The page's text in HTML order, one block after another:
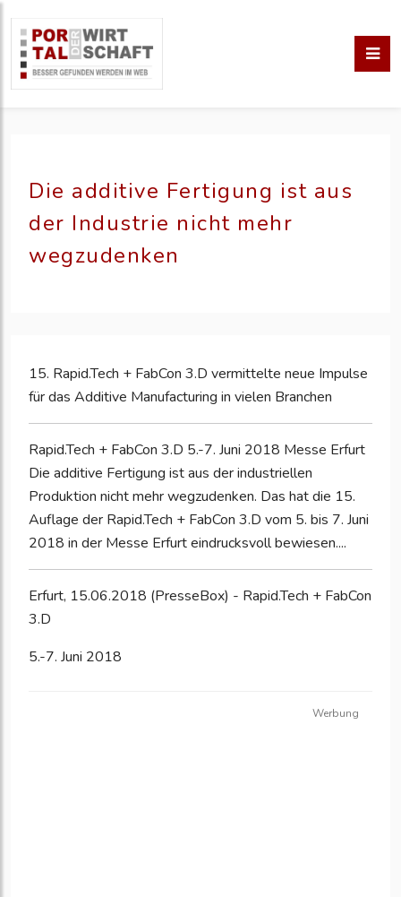
Die additive Fertigung ist aus
der Industrie nicht mehr
wegzudenken
15. Rapid.Tech + FabCon 3.D vermittelte neue Impulse
für das Additive Manufacturing in vielen Branchen
Rapid.Tech + FabCon 3.D 5.-7. Juni 2018 Messe Erfurt
Die additive Fertigung ist aus der industriellen
Produktion nicht mehr wegzudenken. Das hat die 15.
Auflage der Rapid.Tech + FabCon 3.D vom 5. bis 7. Juni
2018 in der Messe Erfurt eindrucksvoll bewiesen....
Erfurt, 15.06.2018 (PresseBox) - Rapid.Tech + FabCon
3.D
5.-7. Juni 2018
Werbung